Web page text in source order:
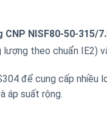
NISF80-50-315/
theo chuẩn IE2)
để cung cấp
áp suất rộng.